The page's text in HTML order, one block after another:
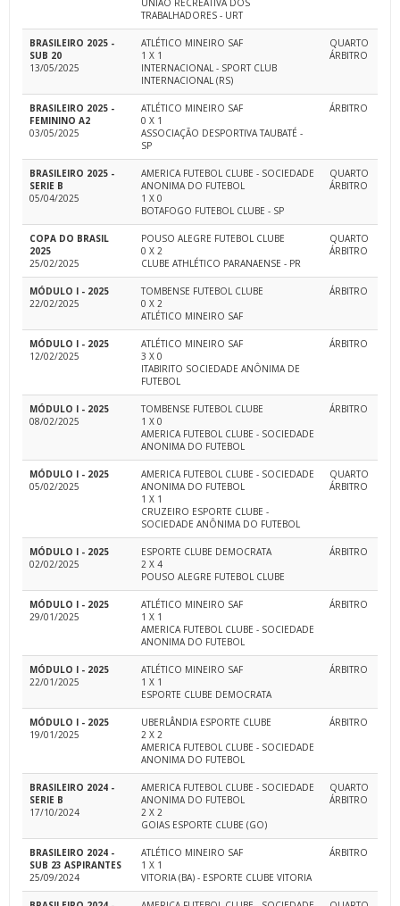
UNIÃO RECREATIVA DOS
TRABALHADORES - URT
BRASILEIRO 2025 -
SUB 20
13/05/2025
ATLÉTICO MINEIRO SAF
1 X 1
INTERNACIONAL - SPORT CLUB
INTERNACIONAL (RS)
QUARTO
ÁRBITRO
BRASILEIRO 2025 -
FEMININO A2
03/05/2025
ATLÉTICO MINEIRO SAF
0 X 1
ASSOCIAÇÃO DESPORTIVA TAUBATÉ -
SP
ÁRBITRO
BRASILEIRO 2025 -
SERIE B
05/04/2025
AMERICA FUTEBOL CLUBE - SOCIEDADE
ANONIMA DO FUTEBOL
1 X 0
BOTAFOGO FUTEBOL CLUBE - SP
QUARTO
ÁRBITRO
COPA DO BRASIL
2025
25/02/2025
POUSO ALEGRE FUTEBOL CLUBE
0 X 2
CLUBE ATHLÉTICO PARANAENSE - PR
QUARTO
ÁRBITRO
MÓDULO I - 2025
22/02/2025
TOMBENSE FUTEBOL CLUBE
0 X 2
ATLÉTICO MINEIRO SAF
ÁRBITRO
MÓDULO I - 2025
12/02/2025
ATLÉTICO MINEIRO SAF
3 X 0
ITABIRITO SOCIEDADE ANÔNIMA DE
FUTEBOL
ÁRBITRO
MÓDULO I - 2025
08/02/2025
TOMBENSE FUTEBOL CLUBE
1 X 0
AMERICA FUTEBOL CLUBE - SOCIEDADE
ANONIMA DO FUTEBOL
ÁRBITRO
MÓDULO I - 2025
05/02/2025
AMERICA FUTEBOL CLUBE - SOCIEDADE
ANONIMA DO FUTEBOL
1 X 1
CRUZEIRO ESPORTE CLUBE -
SOCIEDADE ANÔNIMA DO FUTEBOL
QUARTO
ÁRBITRO
MÓDULO I - 2025
02/02/2025
ESPORTE CLUBE DEMOCRATA
2 X 4
POUSO ALEGRE FUTEBOL CLUBE
ÁRBITRO
MÓDULO I - 2025
29/01/2025
ATLÉTICO MINEIRO SAF
1 X 1
AMERICA FUTEBOL CLUBE - SOCIEDADE
ANONIMA DO FUTEBOL
ÁRBITRO
MÓDULO I - 2025
22/01/2025
ATLÉTICO MINEIRO SAF
1 X 1
ESPORTE CLUBE DEMOCRATA
ÁRBITRO
MÓDULO I - 2025
19/01/2025
UBERLÂNDIA ESPORTE CLUBE
2 X 2
AMERICA FUTEBOL CLUBE - SOCIEDADE
ANONIMA DO FUTEBOL
ÁRBITRO
BRASILEIRO 2024 -
SERIE B
17/10/2024
AMERICA FUTEBOL CLUBE - SOCIEDADE
ANONIMA DO FUTEBOL
2 X 2
GOIAS ESPORTE CLUBE (GO)
QUARTO
ÁRBITRO
BRASILEIRO 2024 -
SUB 23 ASPIRANTES
25/09/2024
ATLÉTICO MINEIRO SAF
1 X 1
VITORIA (BA) - ESPORTE CLUBE VITORIA
ÁRBITRO